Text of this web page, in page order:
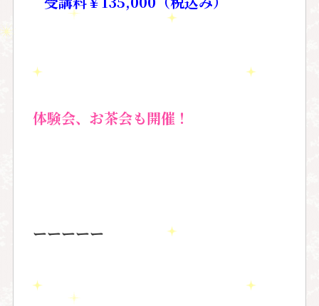
体験会、お茶会も開催！
ーーーーー